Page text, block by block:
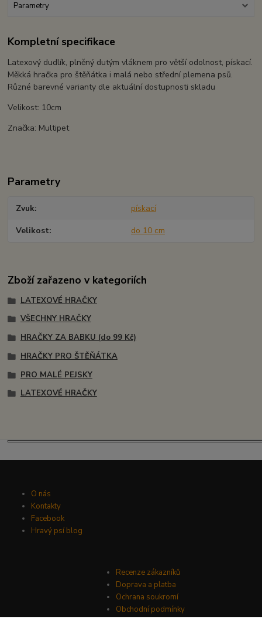
Parametry
Kompletní specifikace
Latexový dudlík, plněný dutým vláknem pro větší odolnost, pískací.
Měkká hračka pro štěňátka i malá nebo střední plemena psů.
Různé barevné varianty dle aktuální dostupnosti skladu
Velikost: 10cm
Značka: Multipet
Parametry
Zvuk pískací
Velikost do 10 cm
Zboží zařazeno v kategoriích
LATEXOVÉ HRAČKY
VŠECHNY HRAČKY
HRAČKY ZA BABKU (do 99 Kč)
HRAČKY PRO ŠTĚŇÁTKA
PRO MALÉ PEJSKY
LATEXOVÉ HRAČKY
O nás
Kontakty
Facebook
Hravý psí blog
Recenze zákazníků
Doprava a platba
Ochrana soukromí
Obchodní podmínky